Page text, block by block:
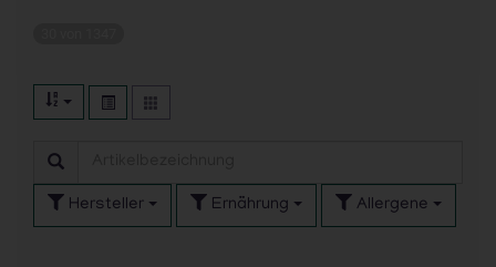
Hersteller Ernährung Allergene